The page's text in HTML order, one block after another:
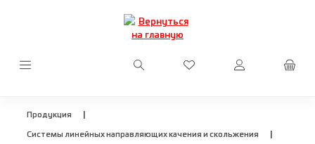
Перейти к основному содержанию
У вас есть товары из
Продукция |
Системы линейных направляющих качения и скольжения |